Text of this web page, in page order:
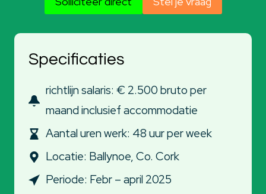
Specificaties
richtlijn salaris: € 2.500 bruto per
maand inclusief accommodatie
Aantal uren werk: 48 uur per week
Locatie: Ballynoe, Co. Cork
Periode: Febr – april 2025